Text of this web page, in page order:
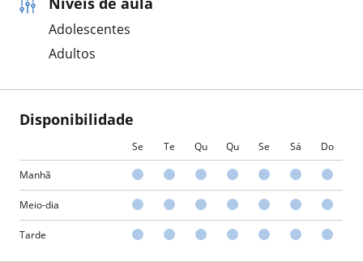
Adolescentes
Adultos
Disponibilidade
Se Te Qu Qu Se Sá Do
Manhã
Meio-dia
Tarde